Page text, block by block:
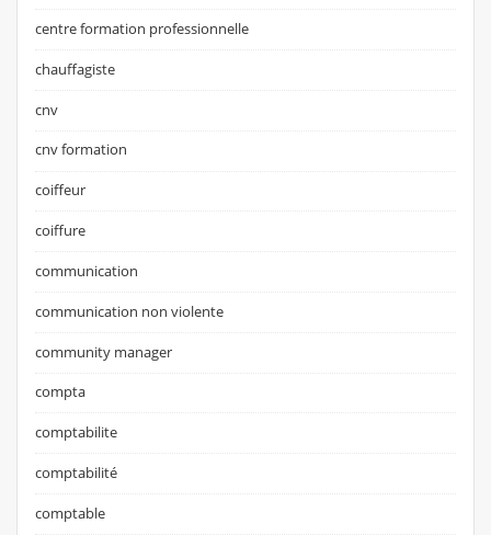
centre formation professionnelle
chauffagiste
cnv
cnv formation
coiffeur
coiffure
communication
communication non violente
community manager
compta
comptabilite
comptabilité
comptable